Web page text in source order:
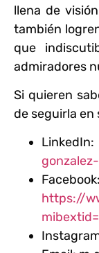
llena de
también
que
admiradores
Si quieren
de seguirla en
LinkedIn:
Facebook:
https://